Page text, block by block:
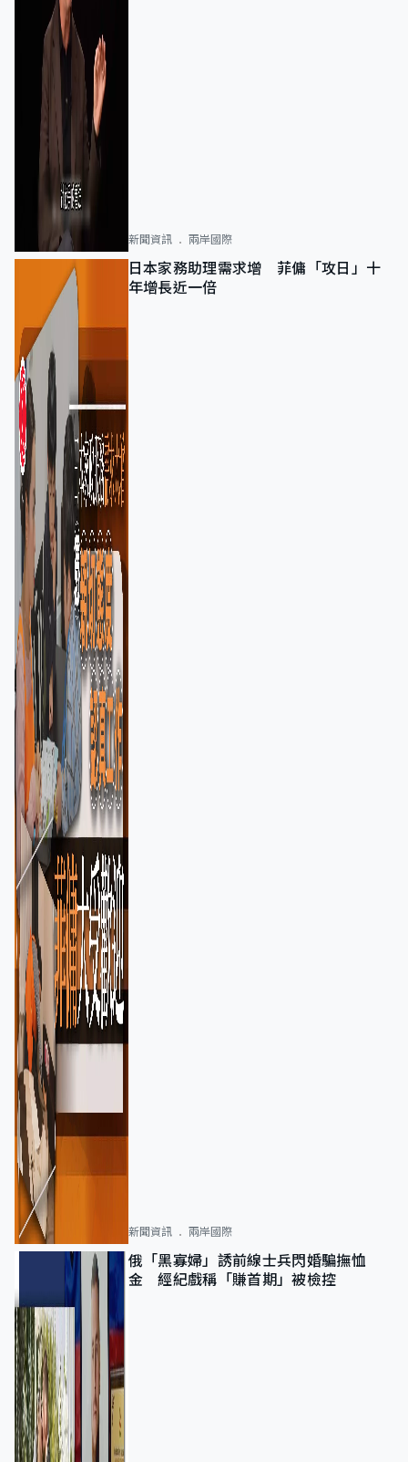
新聞資訊 兩岸國際
日本家務助理需求增 菲傭「攻日」十
年增長近一倍
新聞資訊 兩岸國際
俄「黑寡婦」誘前線士兵閃婚騙撫恤
金 經紀戲稱「賺首期」被檢控